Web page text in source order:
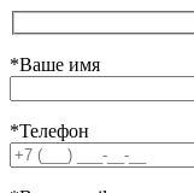
*Ваше имя
*Телефон